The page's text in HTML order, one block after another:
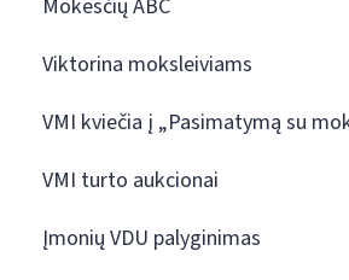
Mokesčių ABC
Viktorina moksleiviams
VMI kviečia į „Pasimatymą su
VMI turto aukcionai
Įmonių VDU palyginimas